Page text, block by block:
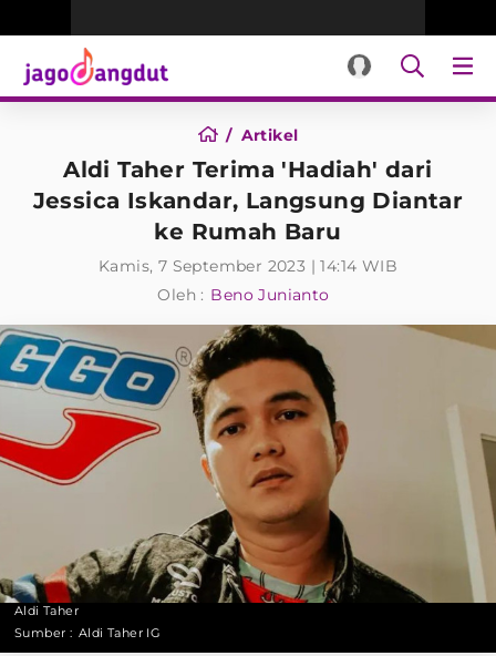
Artikel
Aldi Taher Terima 'Hadiah' dari
Jessica Iskandar, Langsung Diantar
ke Rumah Baru
Kamis, 7 September 2023 | 14:14 WIB
Oleh : Beno Junianto
Aldi Taher
Sumber : Aldi Taher IG